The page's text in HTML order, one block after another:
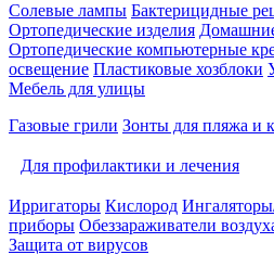
Солевые лампы Бактерицидные
Ортопедические изделия
Ортопедические компьютерные
освещение Пластиковые хозблоки
Мебель для улицы
Газовые грили Зонты для пляжа и
Для профилактики и лечения
Ирригаторы Кислород
приборы Обеззараживатели
Защита от вирусов